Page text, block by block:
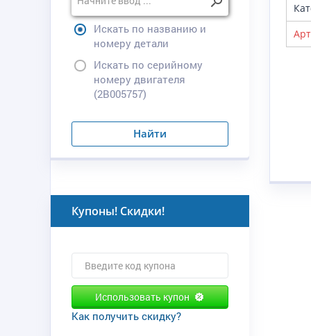
Искать по названию и
номеру детали
Искать по серийному
номеру двигателя
(2B005757)
Найти
Купоны! Скидки!
Использовать купон
Как получить скидку?